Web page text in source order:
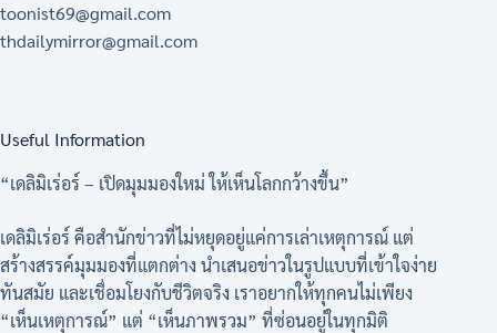
toonist69@gmail.com
thdailymirror@gmail.com
Useful Information
“เดลิมิเร่อร์ – เปิดมุมมองใหม่ ให้เห็นโลกกว้างขึ้น”
เดลิมิเร่อร์ คือสำนักข่าวที่ไม่หยุดอยู่แค่การเล่าเหตุการณ์ แต่
สร้างสรรค์มุมมองที่แตกต่าง นำเสนอข่าวในรูปแบบที่เข้าใจง่าย
ทันสมัย และเชื่อมโยงกับชีวิตจริง เราอยากให้ทุกคนไม่เพียง
“เห็นเหตุการณ์” แต่ “เห็นภาพรวม” ที่ซ่อนอยู่ในทุกมิติ